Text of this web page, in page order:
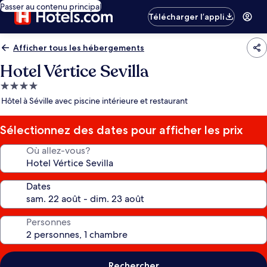
Passer au contenu principal
Télécharger l’appli
Afficher tous les hébergements
Hotel Vértice Sevilla
Hébergement
4.0 étoiles
Hôtel à Séville avec piscine intérieure et restaurant
Sélectionnez des dates pour afficher les prix
Où allez-vous?
Dates
Personnes